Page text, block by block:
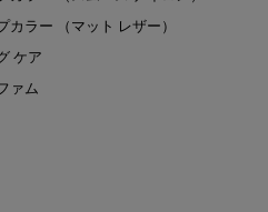
ラー （マット レザー）
ケア
ァム